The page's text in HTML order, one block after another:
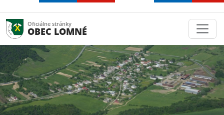
Oficiálne stránky
OBEC LOMNÉ